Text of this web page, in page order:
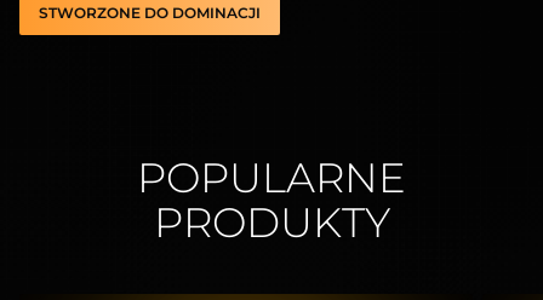
STWORZONE DO DOMINACJI
POPULARNE
PRODUKTY